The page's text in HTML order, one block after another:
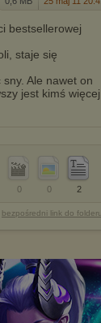
bestsellerowej
staje się
Ale nawet on
jest kimś więcej
2
0
0
bezpośredni link do folderu